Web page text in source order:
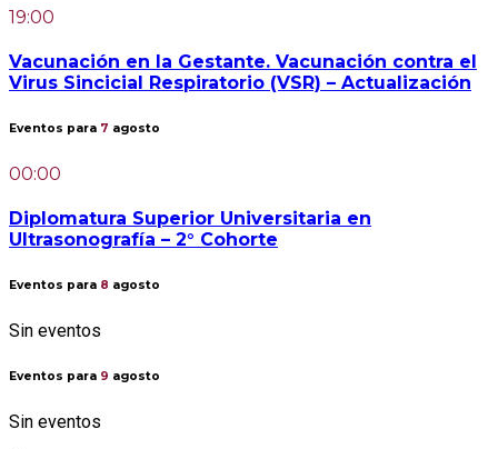
19:00
Vacunación en la Gestante. Vacunación contra el
Virus Sincicial Respiratorio (VSR) – Actualización
Eventos para 7 agosto
00:00
Diplomatura Superior Universitaria en
Ultrasonografía – 2° Cohorte
Eventos para 8 agosto
Sin eventos
Eventos para 9 agosto
Sin eventos